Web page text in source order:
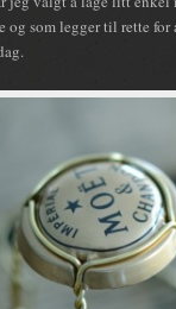
og som legger til rette